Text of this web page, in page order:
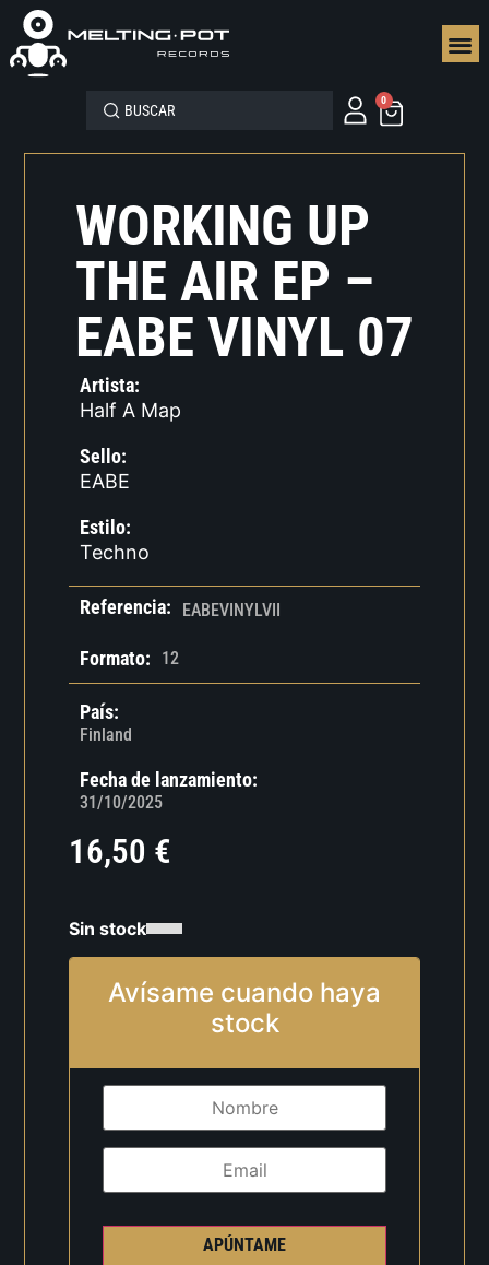
0
WORKING UP
THE AIR EP –
EABE VINYL 07
Artista:
Half A Map
Sello:
EABE
Estilo:
Techno
Referencia: EABEVINYLVII
Formato: 12
País:
Finland
Fecha de lanzamiento:
31/10/2025
16,50 €
Sin stock
Avísame cuando haya
stock
APÚNTAME